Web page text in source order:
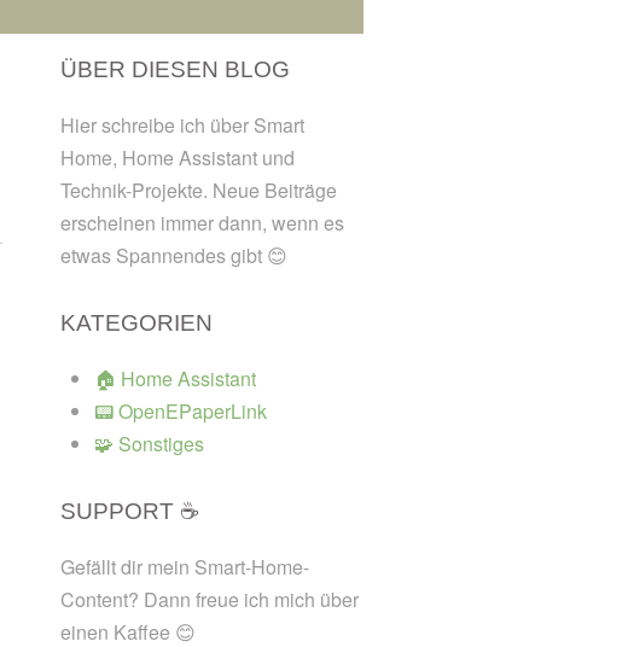
ÜBER DIESEN BLOG
Hier schreibe ich über Smart
Home, Home Assistant und
Technik-Projekte. Neue Beiträge
erscheinen immer dann, wenn es
etwas Spannendes gibt 😊
KATEGORIEN
🏠 Home Assistant
📟 OpenEPaperLink
🧩 Sonstiges
SUPPORT ☕
Gefällt dir mein Smart-Home-
Content? Dann freue ich mich über
einen Kaffee 😊